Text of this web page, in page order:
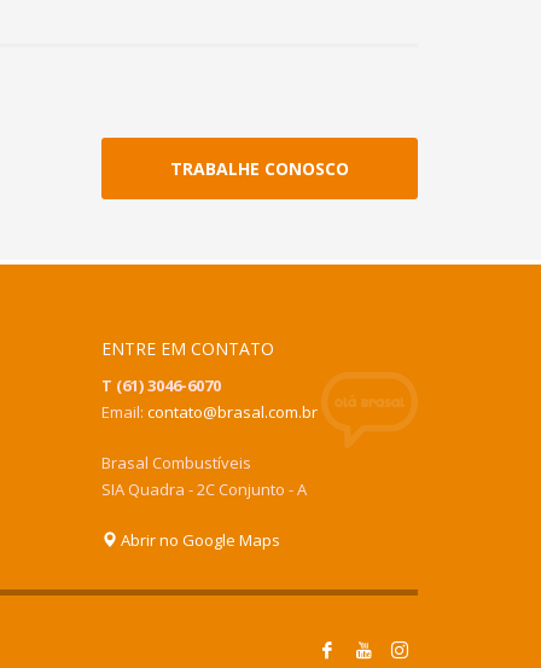
TRABALHE CONOSCO
ENTRE EM CONTATO
T (61) 3046-6070
Email: contato@brasal.com.br
Brasal Combustíveis
SIA Quadra - 2C Conjunto - A
Abrir no Google Maps